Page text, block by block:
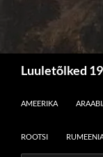
Luuletõlked
AMEERIKA
ROOTSI